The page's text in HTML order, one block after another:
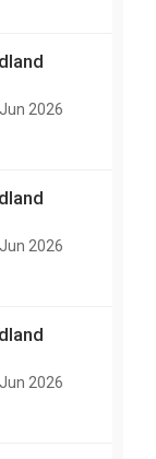
2026
2026
2026